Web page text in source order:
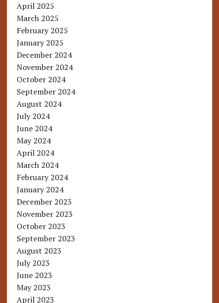
April 2025
March 2025
February 2025
January 2025
December 2024
November 2024
October 2024
September 2024
August 2024
July 2024
June 2024
May 2024
April 2024
March 2024
February 2024
January 2024
December 2023
November 2023
October 2023
September 2023
August 2023
July 2023
June 2023
May 2023
April 2023